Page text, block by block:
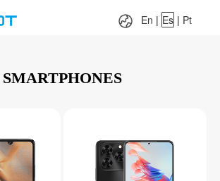
Pt
En | Es | Pt
SMARTPHONES